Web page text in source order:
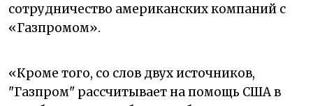
сотрудничество американских компаний с
«Газпромом».
«Кроме того, со слов двух источников,
"Газпром" рассчитывает на помощь США в